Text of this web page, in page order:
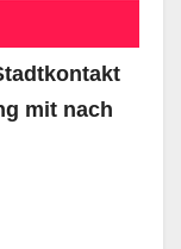
mit nach